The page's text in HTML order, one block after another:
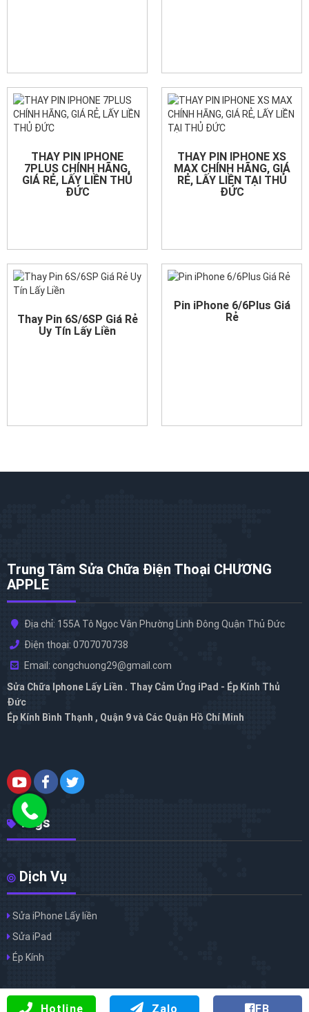
Hotline Zalo FB
THAY PIN IPHONE
7PLUS CHÍNH HÃNG,
GIÁ RẺ, LẤY LIỀN THỦ
ĐỨC
THAY PIN IPHONE XS
MAX CHÍNH HÃNG, GIÁ
RẺ, LẤY LIỀN TẠI THỦ
ĐỨC
Thay Pin 6S/6SP Giá Rẻ
Uy Tín Lấy Liền
Pin iPhone 6/6Plus Giá
Rẻ
Trung Tâm Sửa Chữa Điện Thoại CHƯƠNG
APPLE
Địa chỉ: 155A Tô Ngọc Vân Phường Linh Đông Quận Thủ Đức
Điện thoại: 0707070738
Email: congchuong29@gmail.com
Sửa Chữa Iphone Lấy Liền . Thay Cảm Ứng iPad - Ép Kính Thủ
Đức
Ép Kính Bình Thạnh , Quận 9 và Các Quận Hồ Chí Minh
Tags
Dịch Vụ
Sửa iPhone Lấy liền
Sửa iPad
Ép Kính